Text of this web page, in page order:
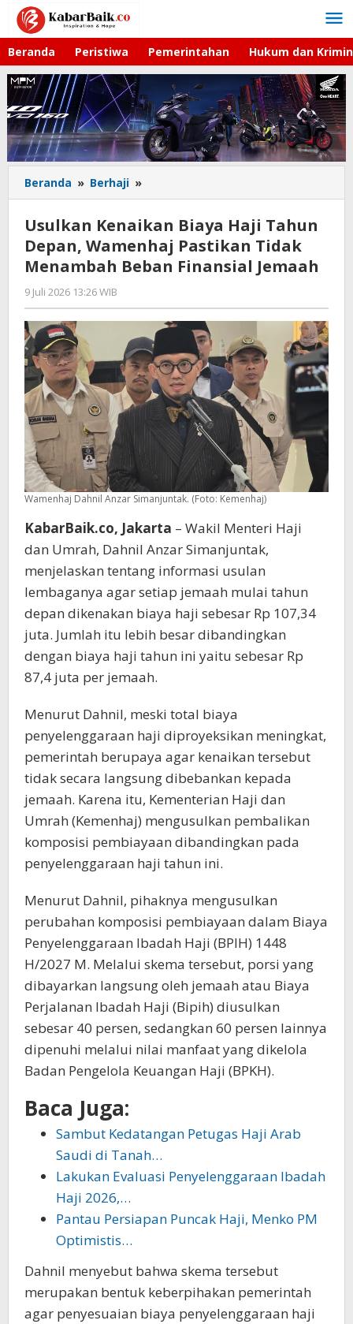
Lewati
konten
Beranda Peristiwa Pemerintahan Hukum dan
Beranda » Berhaji »
Kenaikan
Biaya
Haji
Tahun
Depan,
Menambah
Beban
Finansial
Jemaah
Usulkan Kenaikan Biaya Haji Tahun
Depan, Wamenhaj Pastikan Tidak
Menambah Beban Finansial Jemaah
9 Juli 2026 13:26 WIB
Faisal
Wamenhaj Dahnil Anzar Simanjuntak. (Foto: Kemenhaj)
KabarBaik.co, Jakarta – Wakil Menteri Haji
dan Umrah, Dahnil Anzar Simanjuntak,
menjelaskan tentang informasi usulan
lembaganya agar setiap jemaah mulai tahun
depan dikenakan biaya haji sebesar Rp 107,34
juta. Jumlah itu lebih besar dibandingkan
dengan biaya haji tahun ini yaitu sebesar Rp
87,4 juta per jemaah.
Menurut Dahnil, meski total biaya
penyelenggaraan haji diproyeksikan meningkat,
pemerintah berupaya agar kenaikan tersebut
tidak secara langsung dibebankan kepada
jemaah. Karena itu, Kementerian Haji dan
Umrah (Kemenhaj) mengusulkan pembalikan
komposisi pembiayaan dibandingkan pada
penyelenggaraan haji tahun ini.
Menurut Dahnil, pihaknya mengusulkan
perubahan komposisi pembiayaan dalam Biaya
Penyelenggaraan Ibadah Haji (BPIH) 1448
H/2027 M. Melalui skema tersebut, porsi yang
dibayarkan langsung oleh jemaah atau Biaya
Perjalanan Ibadah Haji (Bipih) diusulkan
sebesar 40 persen, sedangkan 60 persen lainnya
dipenuhi melalui nilai manfaat yang dikelola
Badan Pengelola Keuangan Haji (BPKH).
Baca Juga:
Sambut Kedatangan Petugas Haji Arab
Saudi di Tanah…
Lakukan Evaluasi Penyelenggaraan Ibadah
Haji 2026,…
Pantau Persiapan Puncak Haji, Menko PM
Optimistis…
Dahnil menyebut bahwa skema tersebut
merupakan bentuk keberpihakan pemerintah
agar penyesuaian biaya penyelenggaraan haji